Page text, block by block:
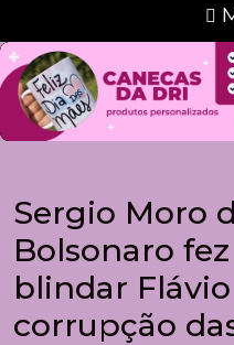
Sergio Moro
Bolsonaro
blindar
corrupção